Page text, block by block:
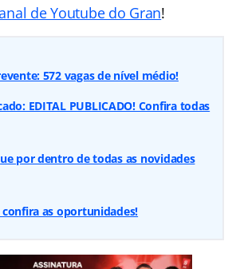
de Youtube do Gran!
572 vagas de nível médio!
EDITAL PUBLICADO! Confira todas
por dentro de todas as novidades
as oportunidades!